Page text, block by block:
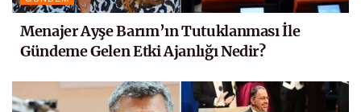
Menajer Ayşe Barım’ın Tutuklanması İle
Gündeme Gelen Etki Ajanlığı Nedir?